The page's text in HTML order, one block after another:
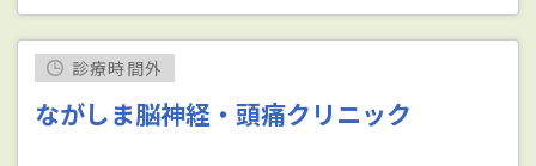
診療時間外
ながしま脳神経・頭痛クリニック